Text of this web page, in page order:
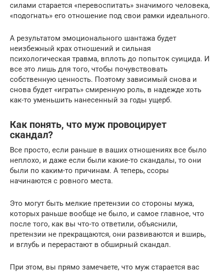
силами старается «перевоспитать» значимого человека,
«подогнать» его отношение под свои рамки идеального.
А результатом эмоционального шантажа будет
неизбежный крах отношений и сильная
психологическая травма, вплоть до попыток суицида. И
все это лишь для того, чтобы почувствовать
собственную ценность. Поэтому зависимый снова и
снова будет «играть» смиренную роль, в надежде хоть
как-то уменьшить нанесенный за годы ущерб.
Как понять, что муж провоцирует
скандал?
Все просто, если раньше в ваших отношениях все было
неплохо, и даже если были какие-то скандалы, то они
были по каким-то причинам. А теперь, ссоры
начинаются с ровного места.
Это могут быть мелкие претензии со стороны мужа,
которых раньше вообще не было, и самое главное, что
после того, как вы что-то ответили, объяснили,
претензии не прекращаются, они развиваются и вширь,
и вглубь и перерастают в обширный скандал.
При этом, вы прямо замечаете, что муж старается вас